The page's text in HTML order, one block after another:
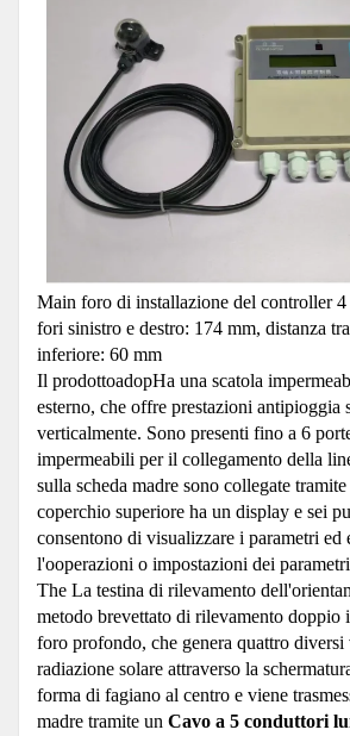
Main foro di installazione del controller 4
fori sinistro e destro: 174 mm, distanza
inferiore: 60 mm
Il prodottoadopHa una scatola
esterno, che offre prestazioni antipioggia
verticalmente. Sono presenti fino a 6
impermeabili per il collegamento della
sulla scheda madre sono collegate
coperchio superiore ha un display e sei
consentono di visualizzare i parametri ed
l'ooperazioni o impostazioni dei
The La testina di rilevamento
metodo brevettato di rilevamento doppio
foro profondo, che genera quattro
radiazione solare attraverso la
forma di fagiano al centro e viene
madre tramite un Cavo a 5 conduttori